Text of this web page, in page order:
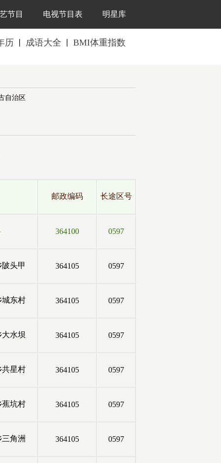
明星库
电视节目表
节目
历 成语大全 BMI体重指数
自治区
邮政编码 长途区号
364100 0597
头甲 364105 0597
城东村 364105 0597
大水坝 364105 0597
共星村 364105 0597
蕉坑村 364105 0597
角洲 364105 0597